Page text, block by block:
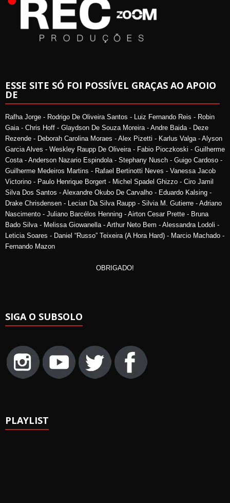
ESSE SITE SÓ FOI POSSÍVEL GRAÇAS AO APOIO
DE
Rafha Jorge - Rodrigo De Oliveira Santos - Luiz Fernando Reis - Robin
Gaia - Chris Hoff - Glaydson De Souza Moreira - Andre Baida - Deze
Rezende - Deborah Carolina Moraes - Alex Pizetti - Karlus Valga - Alyson
Garcia Alves - Weskley Raupp De Oliveira - Fabio Pioczkoski - Guilherme
Costa - Anderson Nazario Espindola - Stephany Nusch - Guigo Cardoso -
Guilherme Medeiros Martins - Rafael Bertinotti Neves - Vanessa Jacob
Victorino - Paulo Henrique Borgert - Michel Spadel Ghizzo - Ciro Jamil
Silva Dos Santos - Alexandre Okubo De Carvalho - Eduardo Kalsing -
Drake Chrisdensen - Lecian Da Silva Raupp - Silvia M. Gutierre - Adriano
Nascimento - Juliano Barcélos Henning - Airton Cesar Prette - Bruna
Bado Silva - Melissa Giowanella - Arthur Neto Bem - Alessandra Lodoli -
Leticia Soares - Daniel “Russo” Teixeira (A Hora Hard) - Marcio Machado -
Fernando Mazon
OBRIGADO!
SIGA O SUBSOLO
PLAYLIST